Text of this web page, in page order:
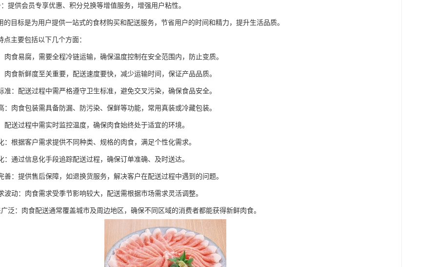
提供会员专享优惠、积分兑换等增值服务，增强用户粘性。
的目标是为用户提供一站式的食材购买和配送服务，节省用户的时间和精力，提升生活品质。
点主要包括以下几个方面：
肉食易腐，需要全程冷链运输，确保温度控制在安全范围内，防止变质。
肉食新鲜度至关重要，配送速度要快，减少运输时间，保证产品品质。
准：配送过程中需严格遵守卫生标准，避免交叉污染，确保食品安全。
：肉食包装需具备防漏、防污染、保鲜等功能，常用真装或冷藏包装。
配送过程中需实时监控温度，确保肉食始终处于适宜的环境。
：根据客户需求提供不同种类、规格的肉食，满足个性化需求。
：通过信息化手段追踪配送过程，确保订单准确、及时送达。
善：提供售后保障，如退换货服务，解决客户在配送过程中遇到的问题。
波动：肉食需求受季节影响较大，配送需根据市场需求灵活调整。
泛：肉食配送通常覆盖城市及周边地区，确保不同区域的消费者都能获得新鲜肉食。